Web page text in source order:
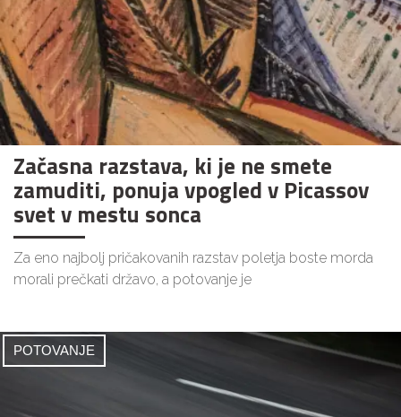
Začasna razstava, ki je ne smete
zamuditi, ponuja vpogled v Picassov
svet v mestu sonca
Za eno najbolj pričakovanih razstav poletja boste morda
morali prečkati državo, a potovanje je
POTOVANJE